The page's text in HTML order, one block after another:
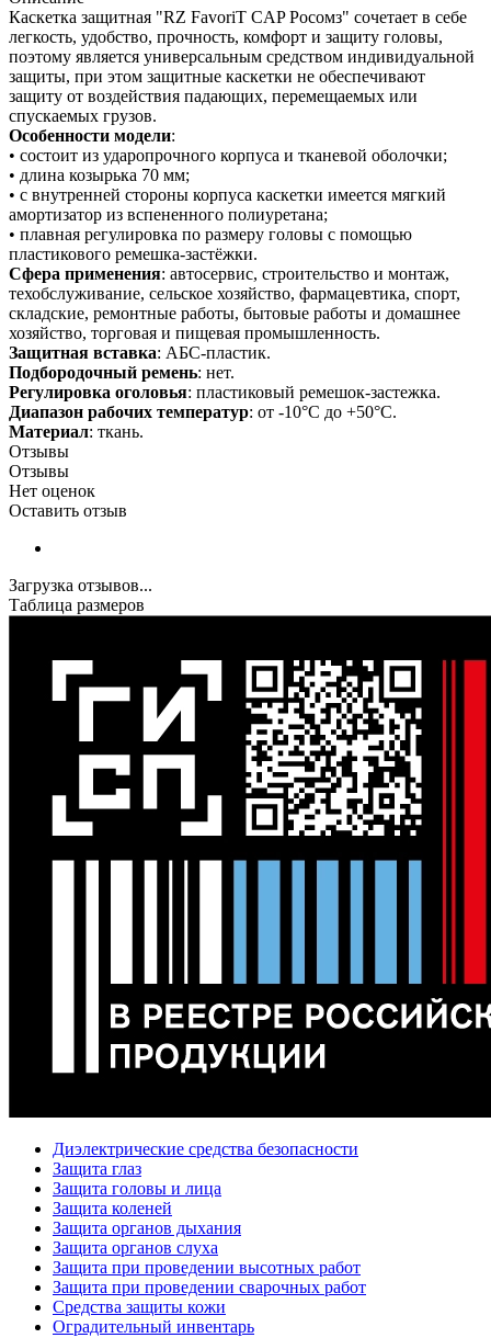
Каскетка защитная "RZ FavoriT CAP Росомз" сочетает в себе
легкость, удобство, прочность, комфорт и защиту головы,
поэтому является универсальным средством индивидуальной
защиты, при этом защитные каскетки не обеспечивают
защиту от воздействия падающих, перемещаемых или
спускаемых грузов.
Особенности модели:
• состоит из ударопрочного корпуса и тканевой оболочки;
• длина козырька 70 мм;
• с внутренней стороны корпуса каскетки имеется мягкий
амортизатор из вспененного полиуретана;
• плавная регулировка по размеру головы с помощью
пластикового ремешка-застёжки.
Сфера применения: автосервис, строительство и монтаж,
техобслуживание, сельское хозяйство, фармацевтика, спорт,
складские, ремонтные работы, бытовые работы и домашнее
хозяйство, торговая и пищевая промышленность.
Защитная вставка: АБС-пластик.
Подбородочный ремень: нет.
Регулировка оголовья: пластиковый ремешок-застежка.
Диапазон рабочих температур: от -10°С до +50°С.
Материал: ткань.
Отзывы
Отзывы
Нет оценок
Оставить отзыв
Загрузка отзывов...
Таблица размеров
Диэлектрические средства безопасности
Защита глаз
Защита головы и лица
Защита коленей
Защита органов дыхания
Защита органов слуха
Защита при проведении высотных работ
Защита при проведении сварочных работ
Средства защиты кожи
Оградительный инвентарь